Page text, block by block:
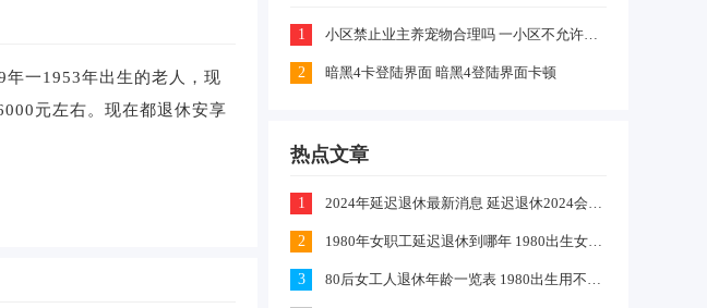
一1953年出生的老人，现
元左右。现在都退休安享
1 小区禁止业主养宠物合理吗 一小区不允许业主喂养猫咪和狗狗是怎么回事
2 暗黑4卡登陆界面 暗黑4登陆界面卡顿
热点文章
1 2024年延迟退休最新消息 延迟退休2024会出台吗
2 1980年女职工延迟退休到哪年 1980出生女工人延迟几年退休
3 80后女工人退休年龄一览表 1980出生用不用延迟退休